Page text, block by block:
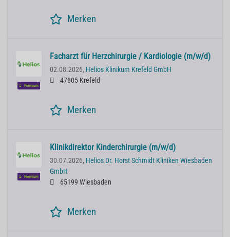
Merken
Premium
Facharzt für Herzchirurgie / Kardiologie (m/w/d)
02.08.2026, Helios Klinikum Krefeld GmbH
47805 Krefeld
Merken
Premium
Klinikdirektor Kinderchirurgie (m/w/d)
30.07.2026, Helios Dr. Horst Schmidt Kliniken Wiesbaden
GmbH
65199 Wiesbaden
Merken